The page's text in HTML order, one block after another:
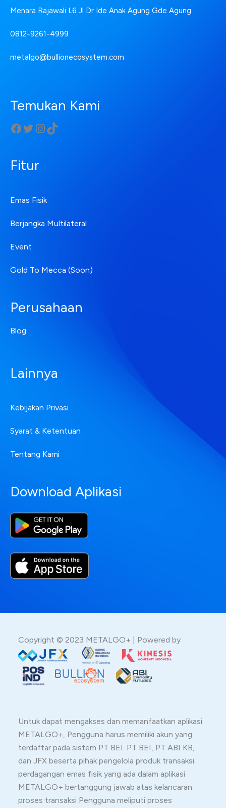
Menara Rajawali L6 Jl Dr Ide Anak Agung Gde Agung
0812-9261-4999
metalgo@bullionecosystem.com
Temukan Kami
Fitur
Emas Fisik
Berjangka Multilateral
Event
Gold To Mecca (Soon)
Perusahaan
Blog
Lainnya
Kebijakan Privasi
Syarat & Ketentuan
Tentang Kami
Download Aplikasi
Copyright © 2023 METALGO+ | Powered by
Untuk dapat mengakses dan memanfaatkan aplikasi
METALGO+, Pengguna harus memiliki akun yang
terdaftar pada sistem PT BEI. PT BEI, PT ABI KB,
dan JFX beserta pihak pengelola produk transaksi
perdagangan emas fisik yang ada dalam aplikasi
METALGO+ bertanggung jawab atas kelancaran
proses transaksi Pengguna meliputi proses